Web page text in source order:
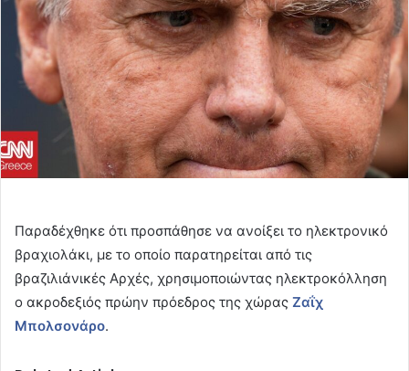
Παραδέχθηκε ότι προσπάθησε να ανοίξει το ηλεκτρονικό
βραχιολάκι, με το οποίο παρατηρείται από τις
βραζιλιάνικές Αρχές, χρησιμοποιώντας ηλεκτροκόλληση
ο ακροδεξιός πρώην πρόεδρος της χώρας Ζαΐχ
Μπολσονάρο.